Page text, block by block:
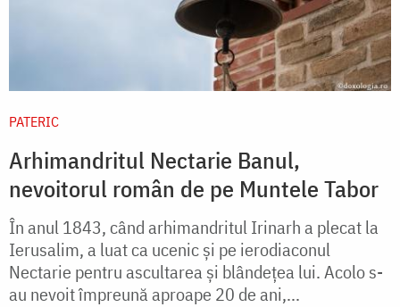
PATERIC
Arhimandritul Nectarie Banul,
nevoitorul român de pe Muntele Tabor
În anul 1843, când arhimandritul Irinarh a plecat la
Ierusalim, a luat ca ucenic şi pe ierodiaconul
Nectarie pentru ascultarea şi blândeţea lui. Acolo s-
au nevoit împreună aproape 20 de ani,...